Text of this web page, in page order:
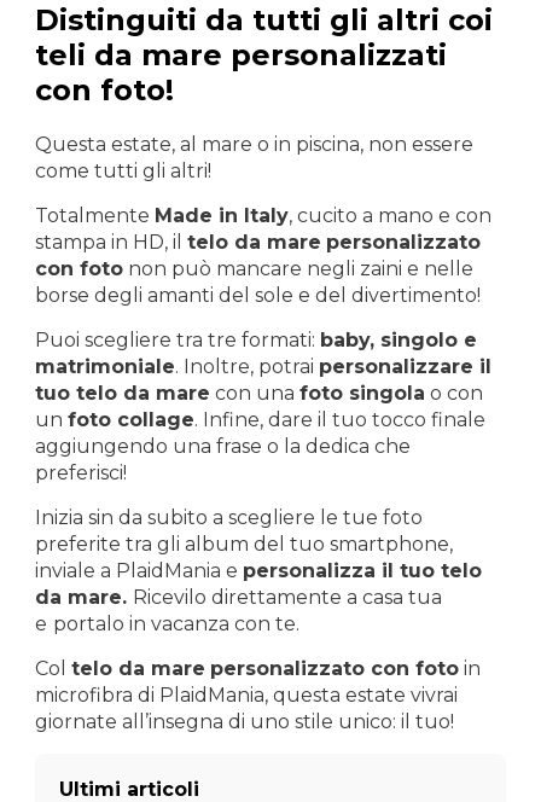
Distinguiti da tutti gli altri coi
teli da mare personalizzati
con foto!
Questa estate, al mare o in piscina, non essere
come tutti gli altri!
Totalmente Made in Italy, cucito a mano e con
stampa in HD, il telo da mare personalizzato
con fotonon può mancare negli zaini e nelle
borse degli amanti del sole e del divertimento!
Puoi scegliere tra tre formati: baby, singolo e
matrimoniale. Inoltre, potrai personalizzare il
tuo telo da mare con una foto singola o con
un foto collage. Infine, dare il tuo tocco finale
aggiungendo una frase o la dedica che
preferisci!
Inizia sin da subito a scegliere le tue foto
preferite tra gli album del tuo smartphone,
inviale a PlaidMania e personalizza il tuo telo
da mare. Ricevilo direttamente a casa tua
e portalo in vacanza con te.
Col telo da mare personalizzato con fotoin
microfibra di PlaidMania, questa estate vivrai
giornate all’insegna di uno stile unico: il tuo!
Ultimi articoli